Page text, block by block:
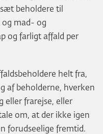
beholdere til
og mad- og
og farligt affald per
helt fra,
af beholderne, hverken
eller frarejse, eller
om, at der ikke igen
forudseelige fremtid.